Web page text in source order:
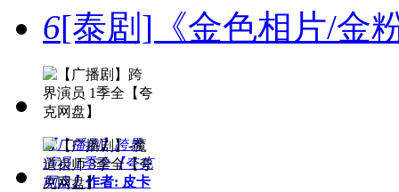
6[泰剧]《金色相片/金
【广播剧】跨界
演员 1季全【夸克
网盘】作者: 皮卡